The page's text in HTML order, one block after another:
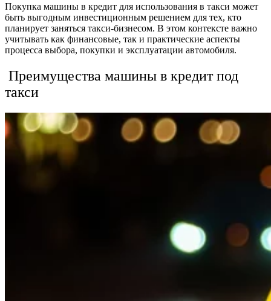
Покупка машины в кредит для использования в такси может
быть выгодным инвестиционным решением для тех, кто
планирует заняться такси-бизнесом. В этом контексте важно
учитывать как финансовые, так и практические аспекты
процесса выбора, покупки и эксплуатации автомобиля.
Преимущества машины в кредит под
такси